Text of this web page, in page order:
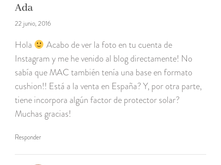
Ada
22 junio, 2016
Hola
Acabo de ver la foto en tu cuenta de
Instagram y me he venido al blog directamente! No
sabía que MAC también tenía una base en formato
cushion!! Está a la venta en España? Y, por otra parte,
tiene incorpora algún factor de protector solar?
Muchas gracias!
Responder